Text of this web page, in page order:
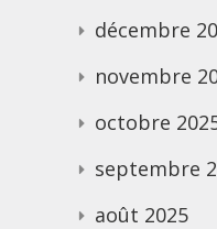
décembre
novembre
octobre
septembre
août 2025